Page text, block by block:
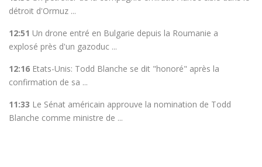
détroit d'Ormuz ...
12:51 Un drone entré en Bulgarie depuis la Roumanie a
explosé près d'un gazoduc ...
12:16 Etats-Unis: Todd Blanche se dit "honoré" après la
confirmation de sa ...
11:33 Le Sénat américain approuve la nomination de Todd
Blanche comme ministre de ...